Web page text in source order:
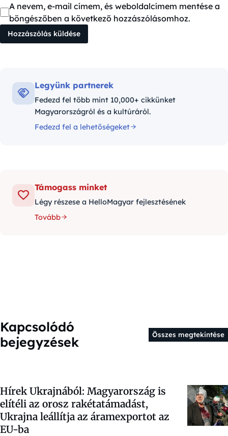
A nevem, e-mail címem, és weboldalcímem mentése a
böngészőben a következő hozzászólásomhoz.
Legyünk partnerek
Fedezd fel több mint 10,000+ cikkünket
Magyarországról és a kultúráról.
Fedezd fel a lehetőségeket
Támogass minket
Légy részese a HelloMagyar fejlesztésének
Tovább
Kapcsolódó
bejegyzések
Összes megtekintése
Hírek Ukrajnából: Magyarország is
elítéli az orosz rakétatámadást,
Ukrajna leállítja az áramexportot az
EU-ba